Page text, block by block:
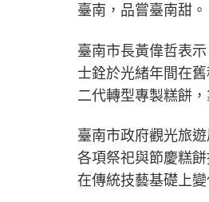
臺南，品嘗臺南甜。
臺南市長黃偉哲表
士銓於光緒年間在
二代轉型專製糕餅
臺南市政府觀光旅
各項祭祀與節慶糕
在傳統技藝基礎上